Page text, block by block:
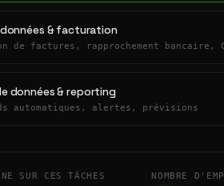
données & facturation
de factures, rapprochement bancaire,
données & reporting
automatiques, alertes, prévisions
SUR CES TÂCHES NOMBRE